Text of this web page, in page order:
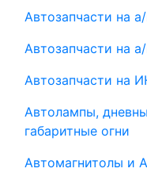
Автозапчасти на
Автозапчасти на
Автозапчасти на
Автолампы,
габаритные огни
Автомагнитолы и